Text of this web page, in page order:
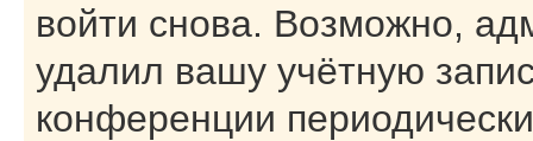
войти снова. Возможно,
удалил вашу учётную
конференции